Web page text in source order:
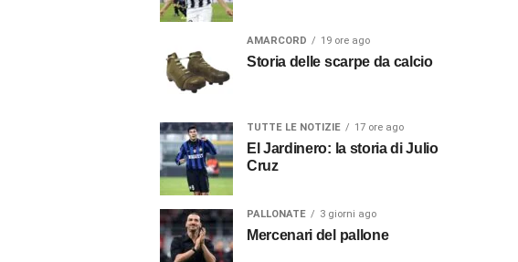
AMARCORD 19 ore ago
Storia delle scarpe da calcio
TUTTE LE NOTIZIE 17 ore ago
El Jardinero: la storia di Julio
Cruz
PALLONATE 3 giorni ago
Mercenari del pallone